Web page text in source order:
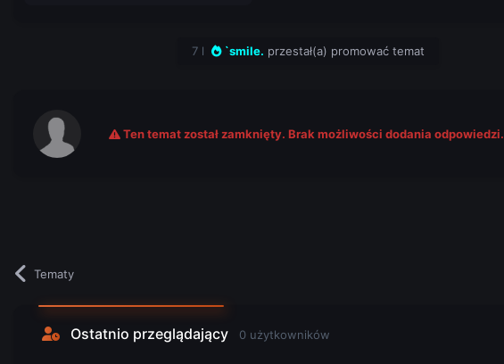
7 l `smile. przestał(a) promować temat
Ten temat został zamknięty. Brak możliwości dodania odpowiedzi.
Tematy
Ostatnio przeglądający 0 użytkowników